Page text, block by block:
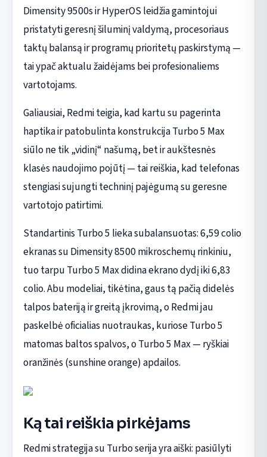
Dimensity 9500s ir HyperOS leidžia gamintojui
pristatyti geresnį šiluminį valdymą, procesoriaus
taktų balansą ir programų prioritetų paskirstymą —
tai ypač aktualu žaidėjams bei profesionaliems
vartotojams.
Galiausiai, Redmi teigia, kad kartu su pagerinta
haptika ir patobulinta konstrukcija Turbo 5 Max
siūlo ne tik „vidinį“ našumą, bet ir aukštesnės
klasės naudojimo pojūtį — tai reiškia, kad telefonas
stengiasi sujungti techninį pajėgumą su geresne
vartotojo patirtimi.
Standartinis Turbo 5 lieka subalansuotas: 6,59 colio
ekranas su Dimensity 8500 mikroschemų rinkiniu,
tuo tarpu Turbo 5 Max didina ekrano dydį iki 6,83
colio. Abu modeliai, tikėtina, gaus tą pačią didelės
talpos bateriją ir greitą įkrovimą, o Redmi jau
paskelbė oficialias nuotraukas, kuriose Turbo 5
matomas baltos spalvos, o Turbo 5 Max — ryškiai
oranžinės (sunshine orange) apdailos.
Ką tai reiškia pirkėjams
Redmi strategija su Turbo serija yra aiški: pasiūlyti